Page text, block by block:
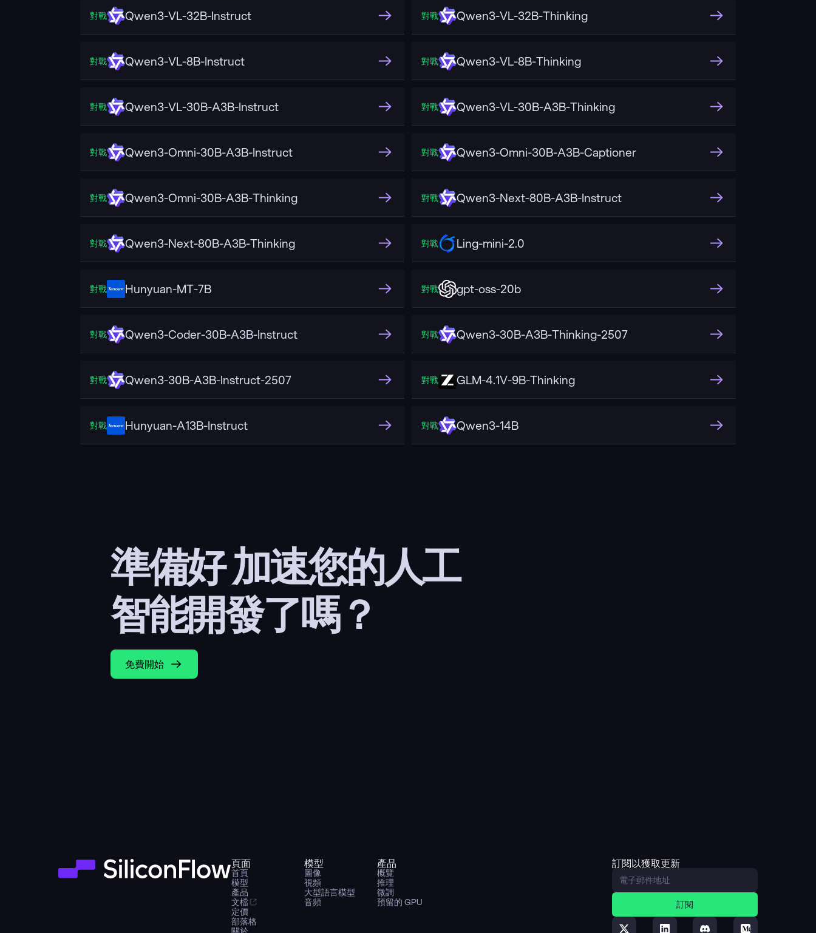
對戰 Qwen3-VL-32B-Instruct 對戰 Qwen3-VL-32B-Thinking
對戰 Qwen3-VL-8B-Instruct 對戰 Qwen3-VL-8B-Thinking
對戰 Qwen3-VL-30B-A3B-Instruct 對戰 Qwen3-VL-30B-A3B-Thinking
對戰 Qwen3-Omni-30B-A3B-Instruct 對戰 Qwen3-Omni-30B-A3B-Captioner
對戰 Qwen3-Omni-30B-A3B-Thinking 對戰 Qwen3-Next-80B-A3B-Instruct
對戰 Qwen3-Next-80B-A3B-Thinking 對戰 Ling-mini-2.0
對戰 Hunyuan-MT-7B 對戰 gpt-oss-20b
對戰 Qwen3-Coder-30B-A3B-Instruct 對戰 Qwen3-30B-A3B-Thinking-2507
對戰 Qwen3-30B-A3B-Instruct-2507 對戰 GLM-4.1V-9B-Thinking
對戰 Hunyuan-A13B-Instruct 對戰 Qwen3-14B
準備好 加速您的人工
智能開發了嗎？
免費開始
頁面
首頁
模型
產品
文檔
定價
部落格
模型
圖像
視頻
大型語言模型
音頻
產品
概覽
推理
微調
預留的 GPU
訂閱以獲取更新
訂閱